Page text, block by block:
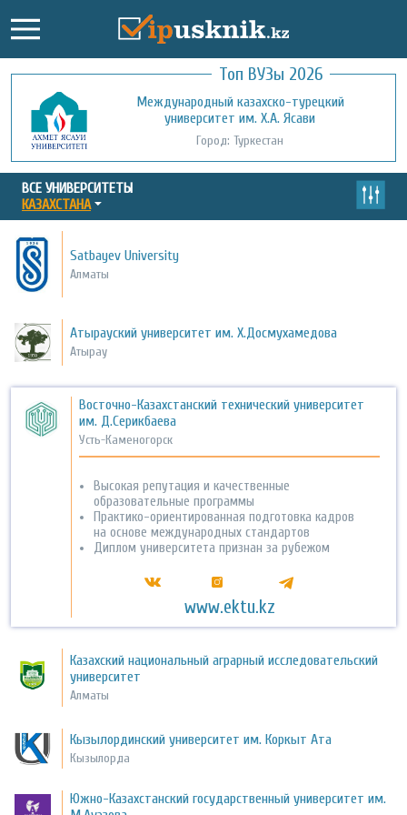
Топ ВУЗы 2026
Международный казахско-турецкий
университет им. Х.А. Ясави
Город: Туркестан
Кызылординский открытый
университет
Город: Кызылорда
ВСЕ УНИВЕРСИТЕТЫ
КАЗАХСТАНА
Satbayev University
Алматы
Атырауский университет им. Х.Досмухамедова
Атырау
Восточно-Казахстанский технический университет
им. Д.Серикбаева
Усть-Каменогорск
Высокая репутация и качественные
образовательные программы
Практико-ориентированная подготовка кадров
на основе международных стандартов
Диплом университета признан за рубежом
www.ektu.kz
Казахский национальный аграрный исследовательский
университет
Алматы
Кызылординский университет им. Коркыт Ата
Кызылорда
Южно-Казахстанский государственный университет им.